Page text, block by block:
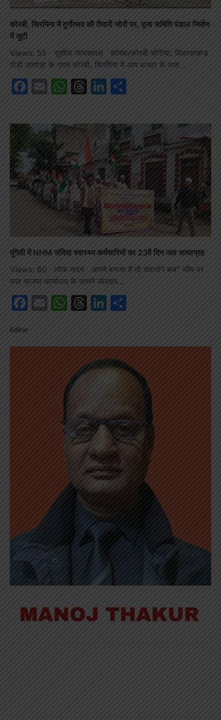
कोरबी, सिरमिना में दुर्गोत्सव की तैयारी जोरों पर, पूजा समिति पंडाल निर्माण
में जुटी
Views: 55 सुशील जायसवाल कोरबा/कोरबी चोटिया: विकासखण्ड
पोडी उपरोड़ा के ग्राम कोरबी, सिरमिना में आम बाजार के पास…
Facebook
EmailWhatsApp
Threads
LinkedIn
मुंगेली में NHM संविदा स्वास्थ्य कर्मचारियों का 23वें दिन जल सत्याग्रह
Views: 60 लोक सदन आपने बनाया है तो संवारोगे कब” थीम पर
कल भाजपा कार्यालय के सामने जोरदार…
Facebook
EmailWhatsApp
Threads
LinkedIn
Editor